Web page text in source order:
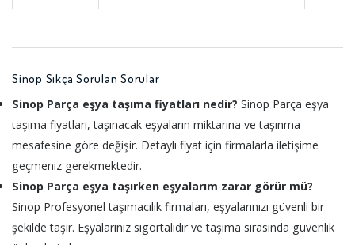
Sinop Sıkça Sorulan Sorular
Sinop Parça eşya taşıma fiyatları nedir? Sinop Parça eşya
taşıma fiyatları, taşınacak eşyaların miktarına ve taşınma
mesafesine göre değişir. Detaylı fiyat için firmalarla iletişime
geçmeniz gerekmektedir.
Sinop Parça eşya taşırken eşyalarım zarar görür mü?
Sinop Profesyonel taşımacılık firmaları, eşyalarınızı güvenli bir
şekilde taşır. Eşyalarınız sigortalıdır ve taşıma sırasında güvenlik